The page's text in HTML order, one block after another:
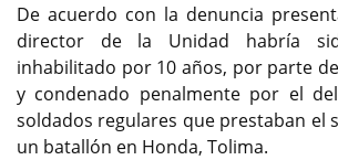
De acuerdo con la denuncia
director de la Unidad habría
inhabilitado por 10 años, por parte
y condenado penalmente por el
soldados regulares que prestaban el
un batallón en Honda, Tolima.